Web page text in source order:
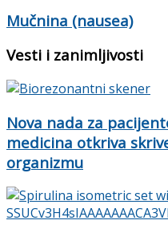
Mučnina (nausea)
Vesti i zanimljivosti
Nova nada za
medicina otkriva
organizmu